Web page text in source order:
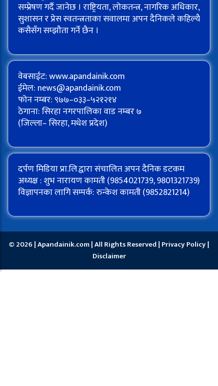
सम्प्रेषण गर्दै जानेछ । राष्ट्रियता, लोकतन्त्र, नागरिक अधिकार,
सुशासन र प्रेस स्वतन्त्रताका सवालमा अपन दैनिकले कहिल्यै
कसैसँग सम्झौता गर्ने छैन ।
वेबसाईट: www.apandainik.com
ईमेल: news@apandainik.com
फोन नम्बर: ९७७–०३३–५२१२१४
ठेगाना: सिरहा नगरपालिका वाड नम्बर ७
(जिल्ला– सिरहा, मधेश प्रदेश)
दर्पण मिडिया प्रा.लि.द्वारा संचालित अपन दैनिक डटकम
अध्यक्ष : शुभ नारायण कामती (9854021739, 9801321739)
विज्ञापनका लागि सम्पर्क: रुन्केश कामती (9852821214)
© 2026 | Apandainik.com | All Rights Reserved | Privacy Policy|
Disclaimer